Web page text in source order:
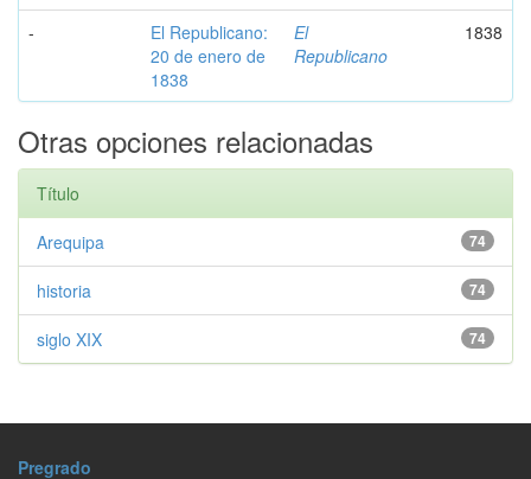
-
El Republicano:
20 de enero de
1838
El
Republicano
1838
Otras opciones relacionadas
Título
74
Arequipa
74
historia
74
siglo XIX
Pregrado